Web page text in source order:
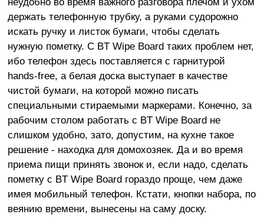
держать телефонную трубку, а руками судорожно
искать ручку и листок бумаги, чтобы сделать
нужную пометку. С BT Wipe Board таких проблем нет,
ибо телефон здесь поставляется с гарнитурой
hands-free, а белая доска выступает в качестве
чистой бумаги, на которой можно писать
специальными стираемыми маркерами. Конечно, за
рабочим столом работать с BT Wipe Board не
слишком удобно, зато, допустим, на кухне такое
решение - находка для домохозяек. Да и во время
приема пищи принять звонок и, если надо, сделать
пометку с BT Wipe Board гораздо проще, чем даже
имея мобильный телефон. Кстати, кнопки набора, по
веянию времени, вынесены на саму доску.